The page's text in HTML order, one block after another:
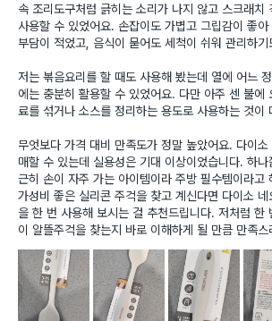
속 조리도구처럼 긁히는 소리가 나지 않고 스크래치
사용할 수 있었어요. 손잡이도 가볍고 그립감이 좋아
부담이 적었고, 음식이 묻어도 세척이 쉬워 관리하기
저는 볶음요리를 할 때도 사용해 봤는데 열에 어느
에는 충분히 활용할 수 있었어요. 다만 아주 센 불에
료를 섞거나 소스를 정리하는 용도로 사용하는 것이
무엇보다 가격 대비 만족도가 정말 높았어요. 다이
매할 수 있는데 실용성은 기대 이상이었습니다. 하
근히 손이 자주 가는 아이템이라 주방 필수템이라고
가성비 좋은 실리콘 주걱을 찾고 계신다면 다이소
을 한 번 사용해 보시는 걸 추천드립니다. 저처럼 한
이 알뜰주걱을 찾는지 바로 이해하게 될 만큼 만족